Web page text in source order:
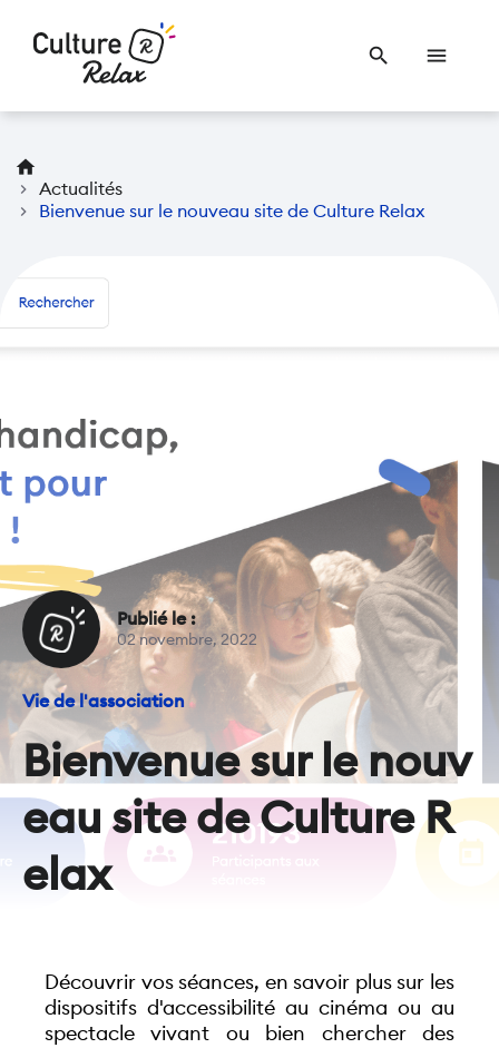
search menu
home
chevron_right
Actualités
chevron_right
Bienvenue sur le nouveau site de Culture Relax
Publié le :
02 novembre, 2022
Vie de l'association
Bienvenue sur le nouv
eau site de Culture R
elax
Découvrir vos séances, en savoir plus sur les
dispositifs d'accessibilité au cinéma ou au
spectacle vivant ou bien chercher des